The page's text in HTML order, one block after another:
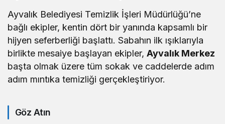
Ayvalık Belediyesi Temizlik İşleri Müdürlüğü’ne
bağlı ekipler, kentin dört bir yanında kapsamlı bir
hijyen seferberliği başlattı. Sabahın ilk ışıklarıyla
birlikte mesaiye başlayan ekipler,Ayvalık Merkez
başta olmak üzere tüm sokak ve caddelerde adım
adım mıntıka temizliği gerçekleştiriyor.
Göz Atın